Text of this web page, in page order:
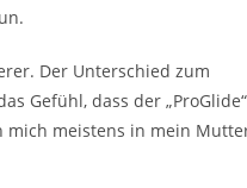
Der Unterschied zum
Gefühl, dass der
meistens in mein